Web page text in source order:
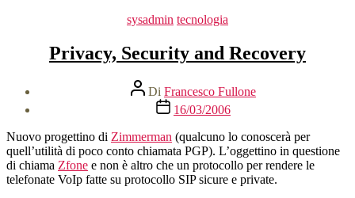
Categorie
sysadmin tecnologia
Privacy, Security and Recovery
Autore
articolo
Di Francesco Fullone
Data
dell'articolo
16/03/2006
Nuovo progettino di Zimmerman (qualcuno lo conoscerà per
quell’utilità di poco conto chiamata PGP). L’oggettino in questione
di chiama Zfone e non è altro che un protocollo per rendere le
telefonate VoIp fatte su protocollo SIP sicure e private.